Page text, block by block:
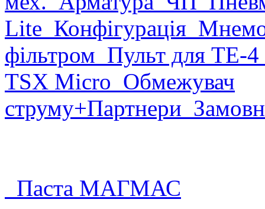
Lite Конфігурація
фільтром Пульт для ТЕ-4
TSX Micro Обмежувач
струму+Партнери
Паста МАГМАС